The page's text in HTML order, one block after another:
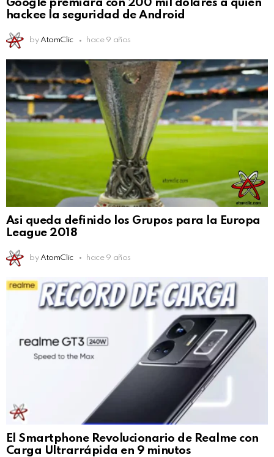
Google premiará con 200 mil dólares a quien
hackee la seguridad de Android
by AtomClic hace 9 años
Asi queda definido los Grupos para la Europa
League 2018
by AtomClic hace 9 años
El Smartphone Revolucionario de Realme con
Carga Ultrarrápida en 9 minutos